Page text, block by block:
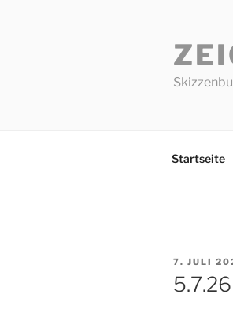
Startseite
AM
7. JULI
5.7.26